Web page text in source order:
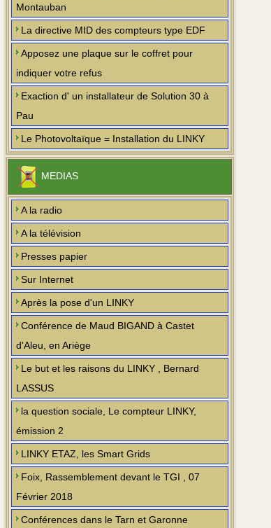
Montauban
La directive MID des compteurs type EDF
Apposez une plaque sur le coffret pour
indiquer votre refus
Exaction d' un installateur de Solution 30 à
Pau
Le Photovoltaïque = Installation du LINKY
MEDIAS
A la radio
A la télévision
Presses papier
Sur Internet
Après la pose d'un LINKY
Conférence de Maud BIGAND à Castet
d'Aleu, en Ariège
Le but et les raisons du LINKY , Bernard
LASSUS
la question sociale, Le compteur LINKY,
émission 2
LINKY ETAZ, les Smart Grids
Foix, Rassemblement devant le TGI , 07
Février 2018
Conférences dans le Tarn et Garonne